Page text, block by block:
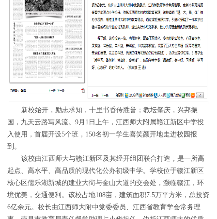
新校始开，励志求知，十里书香传胜誉；教坛肇庆，兴邦振
国，九天云路写风流。9月1日上午，江西师大附属赣江新区中学投
入使用，首届开设5个班，150名初一学生喜笑颜开地走进校园报
到。
该校由江西师大与赣江新区及其经开组团联合打造，是一所高
起点、高水平、高品质的现代化公办初级中学。学校位于赣江新区
核心区儒乐湖新城的建业大街与金山大道的交会处，濒临赣江，环
境优美，交通便利。该校占地108亩，建筑面积7.5万平方米，总投资
6亿余元。校长由江西师大附中党委委员、江西省教育学会常务理